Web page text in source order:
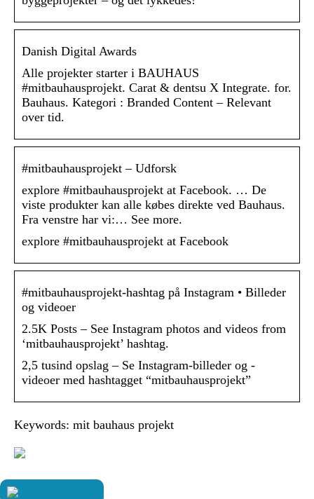
Danish Digital Awards
Alle projekter starter i BAUHAUS
#mitbauhausprojekt. Carat & dentsu X Integrate. for.
Bauhaus. Kategori : Branded Content – Relevant
over tid.
‪#‎mitbauhausprojekt‬ – Udforsk
explore #mitbauhausprojekt at Facebook. … De
viste produkter kan alle købes direkte ved Bauhaus.
Fra venstre har vi:… See more.
explore #mitbauhausprojekt at Facebook
#mitbauhausprojekt-hashtag på Instagram • Billeder
og videoer
2.5K Posts – See Instagram photos and videos from
‘mitbauhausprojekt’ hashtag.
2,5 tusind opslag – Se Instagram-billeder og -
videoer med hashtagget “mitbauhausprojekt”
Keywords: mit bauhaus projekt